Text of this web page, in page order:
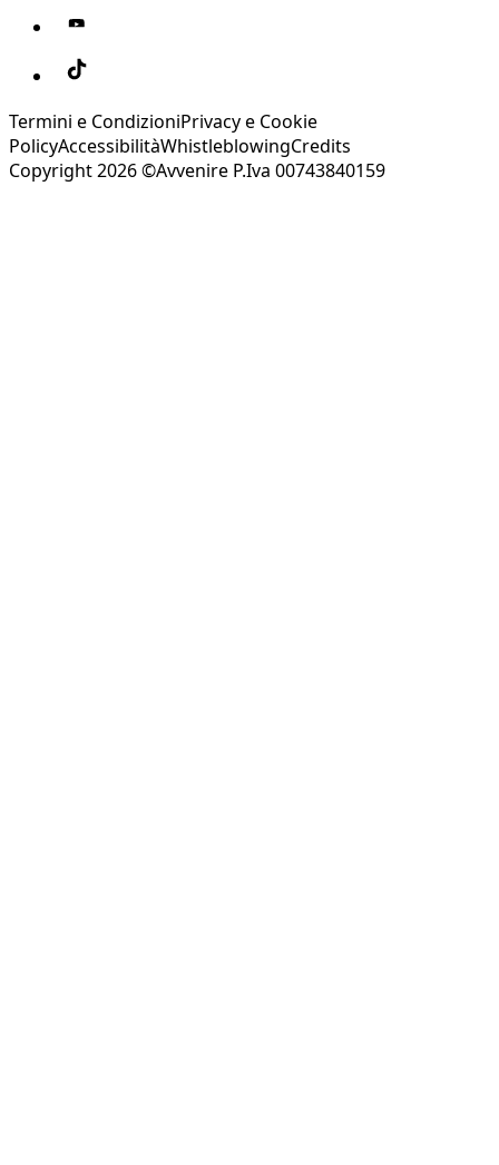
Termini e CondizioniPrivacy e Cookie
PolicyAccessibilitàWhistleblowingCredits
Copyright 2026 ©Avvenire P.Iva 00743840159